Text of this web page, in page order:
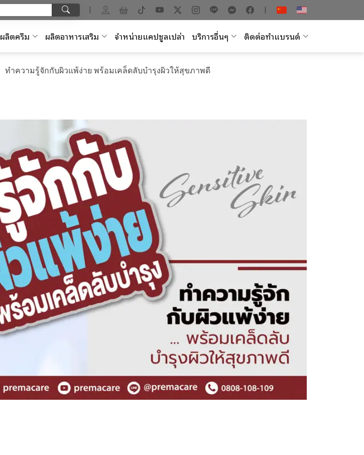
| |
ผลิตครีม ผลิตอาหารเสริม จำหน่ายแคปซูลเปล่า บริการอื่นๆ ติดต่อทำแบรนด์
ทำความรู้จักกับผิวแพ้ง่าย พร้อมเคล็ดลับบำรุงผิวให้สุขภาพดี